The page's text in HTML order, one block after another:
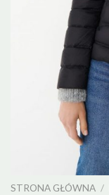
STRONA GŁÓWNA /